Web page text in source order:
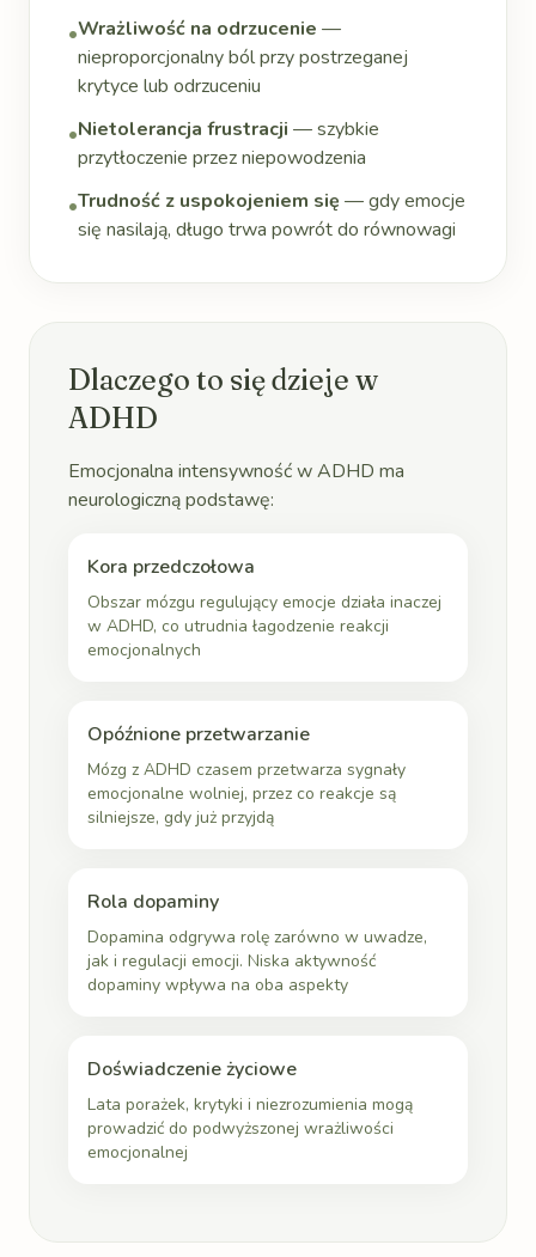
•Wrażliwość na odrzucenie —
nieproporcjonalny ból przy postrzeganej
krytyce lub odrzuceniu
•Nietolerancja frustracji — szybkie
przytłoczenie przez niepowodzenia
•Trudność z uspokojeniem się — gdy emocje
się nasilają, długo trwa powrót do równowagi
Dlaczego to się dzieje w
ADHD
Emocjonalna intensywność w ADHD ma
neurologiczną podstawę:
Kora przedczołowa
Obszar mózgu regulujący emocje działa inaczej
w ADHD, co utrudnia łagodzenie reakcji
emocjonalnych
Opóźnione przetwarzanie
Mózg z ADHD czasem przetwarza sygnały
emocjonalne wolniej, przez co reakcje są
silniejsze, gdy już przyjdą
Rola dopaminy
Dopamina odgrywa rolę zarówno w uwadze,
jak i regulacji emocji. Niska aktywność
dopaminy wpływa na oba aspekty
Doświadczenie życiowe
Lata porażek, krytyki i niezrozumienia mogą
prowadzić do podwyższonej wrażliwości
emocjonalnej